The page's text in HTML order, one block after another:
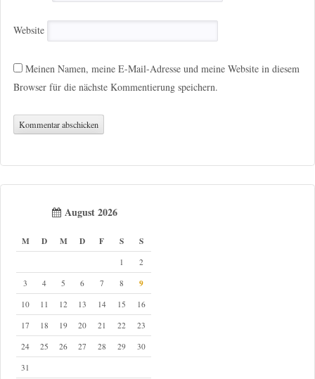
Website
Meinen Namen, meine E-Mail-Adresse und meine Website in diesem
Browser für die nächste Kommentierung speichern.
August 2026
M D M D F S S
1
2
3
4 5 6 7 8 9
10 11 12 13 14 15
16
17
18 19 20 21 22
23
24
25 26 27 28 29
30
31